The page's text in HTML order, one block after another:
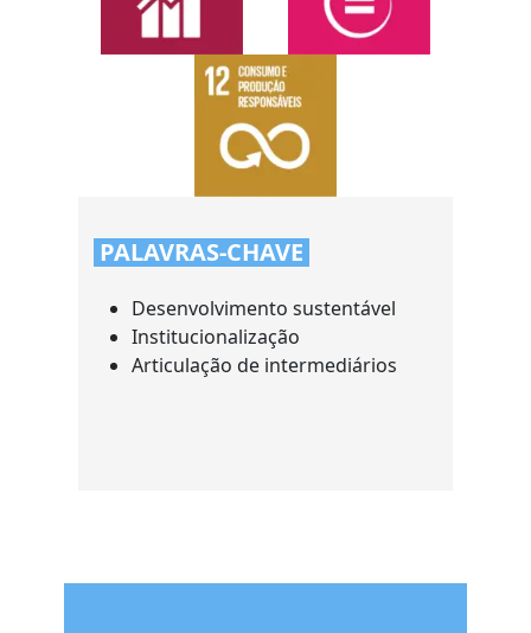
PALAVRAS-CHAVE
Desenvolvimento sustentável
Institucionalização
Articulação de intermediários